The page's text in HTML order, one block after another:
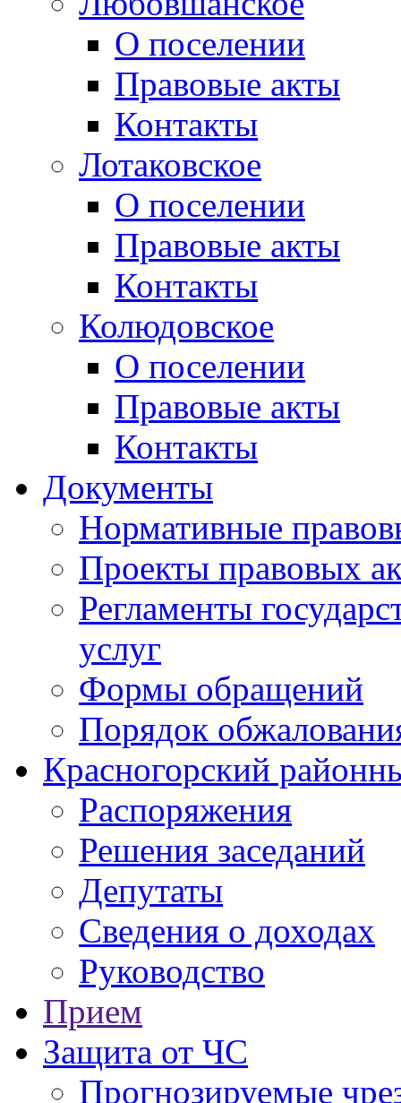
О поселении
Правовые акты
Контакты
Лотаковское
О поселении
Правовые акты
Контакты
Колюдовское
О поселении
Правовые акты
Контакты
Документы
Нормативные
Проекты правовых
Регламенты
услуг
Формы обращений
Порядок
Красногорский
Распоряжения
Решения заседаний
Депутаты
Сведения о доходах
Руководство
Прием
Защита от ЧС
Прогнозируемые